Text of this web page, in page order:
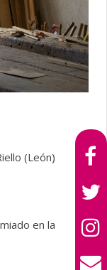
(León)
en la